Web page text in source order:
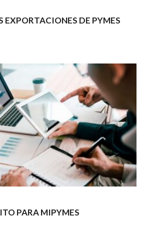
EXPORTACIONES DE PYMES
PARA MIPYMES